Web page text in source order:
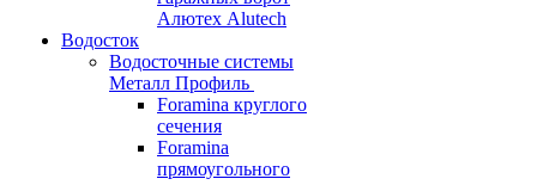
Алютех Alutech
Водосток
Водосточные системы
Металл Профиль
Foramina круглого
сечения
Foramina
прямоугольного